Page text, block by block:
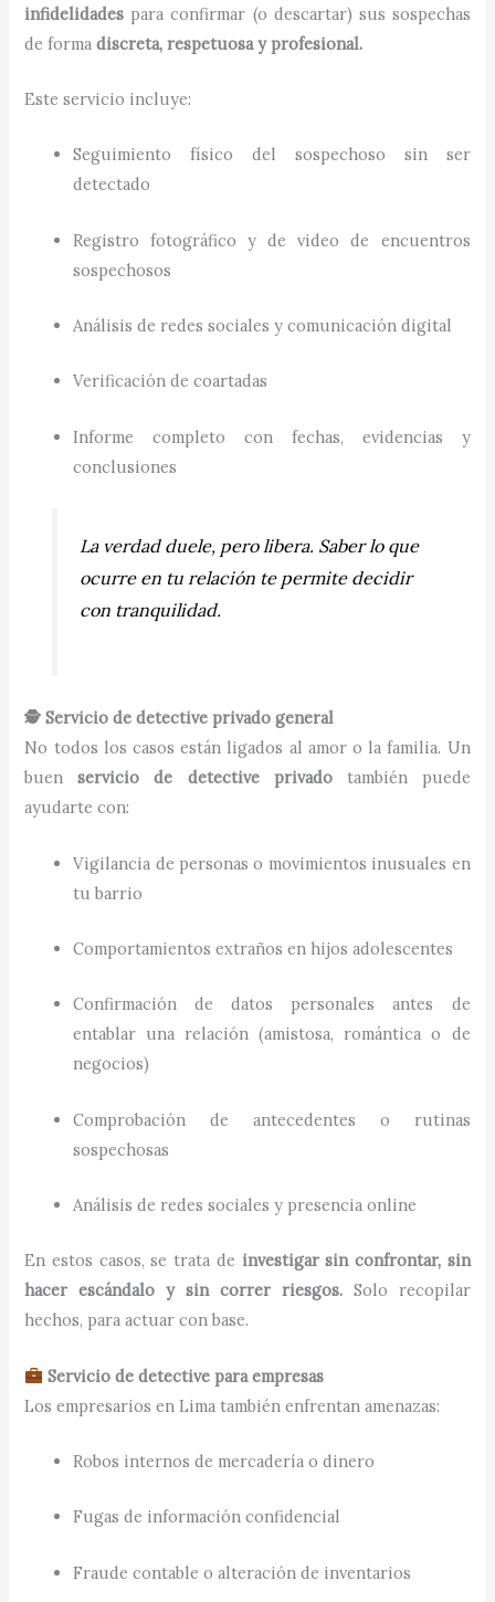
infidelidades para confirmar (o descartar) sus sospechas
de formadiscreta, respetuosa y profesional.
Este servicio incluye:
Seguimiento físico del sospechoso sin ser
detectado
Registro fotográfico y de video de encuentros
sospechosos
Análisis de redes sociales y comunicación digital
Verificación de coartadas
Informe completo con fechas, evidencias y
conclusiones
La verdad duele, pero libera. Saber lo que
ocurre en tu relación te permite decidir
con tranquilidad.
🕵️ Servicio de detective privado general
No todos los casos están ligados al amor o la familia. Un
buenservicio de detective privadotambién puede
ayudarte con:
Vigilancia de personas o movimientos inusuales en
tu barrio
Comportamientos extraños en hijos adolescentes
Confirmación de datos personales antes de
entablar una relación (amistosa, romántica o de
negocios)
Comprobación de antecedentes o rutinas
sospechosas
Análisis de redes sociales y presencia online
En estos casos, se trata de investigar sin confrontar, sin
hacer escándalo y sin correr riesgos.Solo recopilar
hechos, para actuar con base.
Servicio de detective para empresas
Los empresarios en Lima también enfrentan amenazas:
Robos internos de mercadería o dinero
Fugas de información confidencial
Fraude contable o alteración de inventarios